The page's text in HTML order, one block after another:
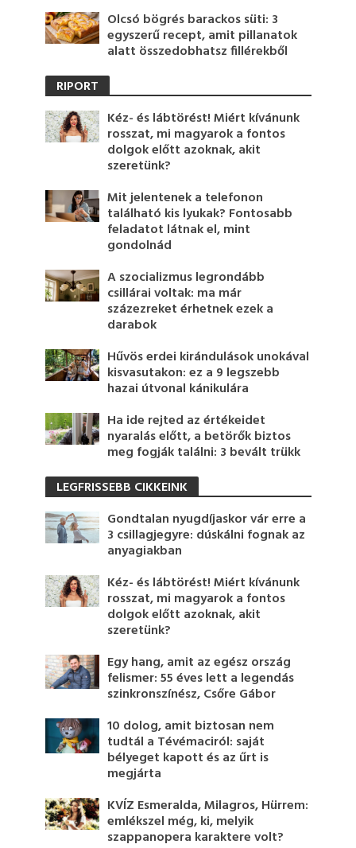
Olcsó bögrés barackos süti: 3
egyszerű recept, amit pillanatok
alatt összedobhatsz fillérekből
RIPORT
Kéz- és lábtörést! Miért kívánunk
rosszat, mi magyarok a fontos
dolgok előtt azoknak, akit
szeretünk?
Mit jelentenek a telefonon
található kis lyukak? Fontosabb
feladatot látnak el, mint
gondolnád
A szocializmus legrondább
csillárai voltak: ma már
százezreket érhetnek ezek a
darabok
Hűvös erdei kirándulások unokával
kisvasutakon: ez a 9 legszebb
hazai útvonal kánikulára
Ha ide rejted az értékeidet
nyaralás előtt, a betörők biztos
meg fogják találni: 3 bevált trükk
LEGFRISSEBB CIKKEINK
Gondtalan nyugdíjaskor vár erre a
3 csillagjegyre: dúskálni fognak az
anyagiakban
Kéz- és lábtörést! Miért kívánunk
rosszat, mi magyarok a fontos
dolgok előtt azoknak, akit
szeretünk?
Egy hang, amit az egész ország
felismer: 55 éves lett a legendás
szinkronszínész, Csőre Gábor
10 dolog, amit biztosan nem
tudtál a Tévémaciról: saját
bélyeget kapott és az űrt is
megjárta
KVÍZ Esmeralda, Milagros, Hürrem:
emlékszel még, ki, melyik
szappanopera karaktere volt?